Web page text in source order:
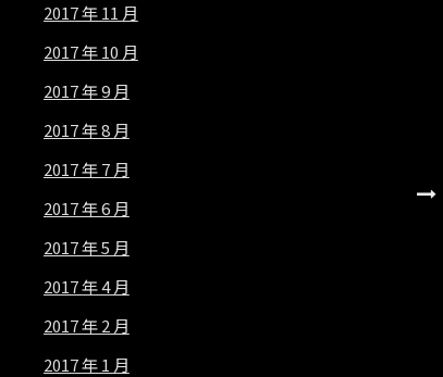
2017 年 11 月
2017 年 10 月
2017 年 9 月
2017 年 8 月
2017 年 7 月
2017 年 6 月
2017 年 5 月
2017 年 4 月
2017 年 2 月
2017 年 1 月